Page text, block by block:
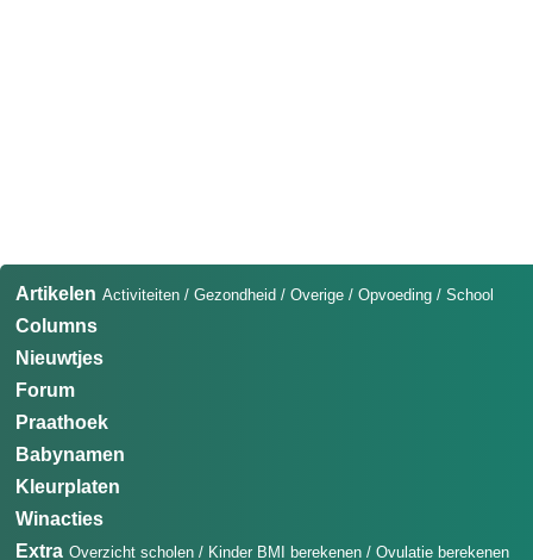
Artikelen Activiteiten / Gezondheid / Overige / Opvoeding / School
Columns
Nieuwtjes
Forum
Praathoek
Babynamen
Kleurplaten
Winacties
Extra Overzicht scholen / Kinder BMI berekenen / Ovulatie berekenen